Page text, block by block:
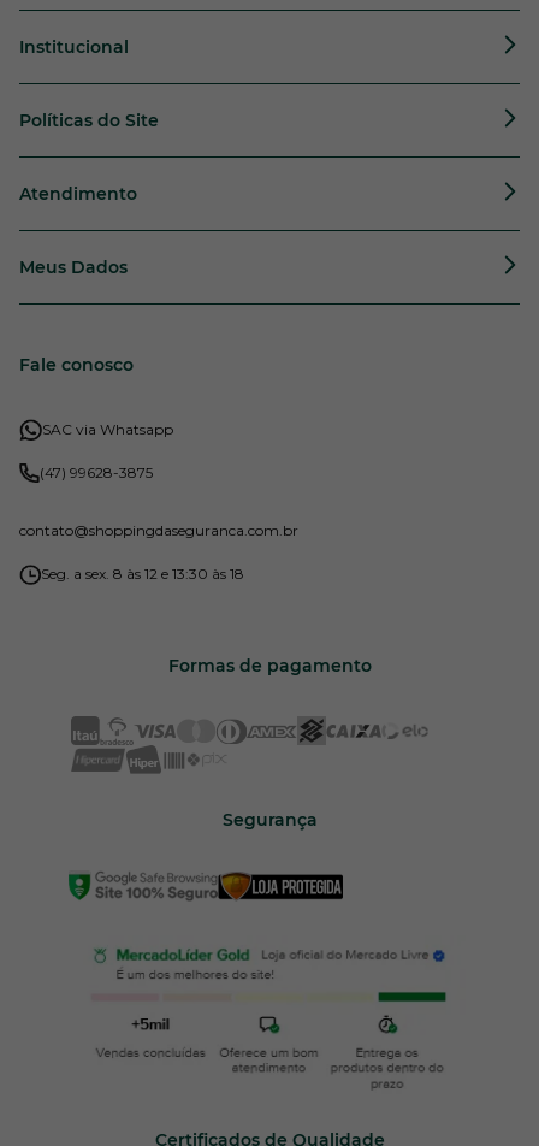
Institucional
Políticas do Site
Atendimento
Meus Dados
Fale conosco
SAC via Whatsapp
(47) 99628-3875
contato@shoppingdaseguranca.com.br
Seg. a sex. 8 às 12 e 13:30 às 18
Formas de pagamento
Segurança
Certificados de Qualidade